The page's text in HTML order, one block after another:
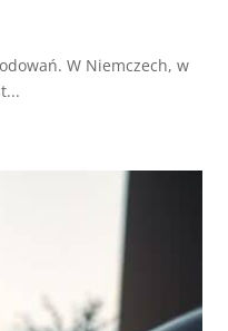
W Niemczech, w